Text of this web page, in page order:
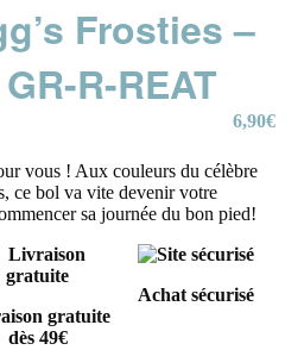
Frosties –
R-REAT
6,90€
vous ! Aux couleurs du célèbre
ce bol va vite devenir votre
sa journée du bon pied!
gratuite
dès 49€
Achat sécurisé